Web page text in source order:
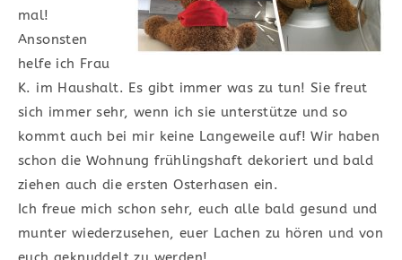
mal!
Ansonsten
helfe ich Frau
K. im Haushalt. Es gibt immer was zu tun! Sie freut
sich immer sehr, wenn ich sie unterstütze und so
kommt auch bei mir keine Langeweile auf! Wir haben
schon die Wohnung frühlingshaft dekoriert und bald
ziehen auch die ersten Osterhasen ein.
Ich freue mich schon sehr, euch alle bald gesund und
munter wiederzusehen, euer Lachen zu hören und von